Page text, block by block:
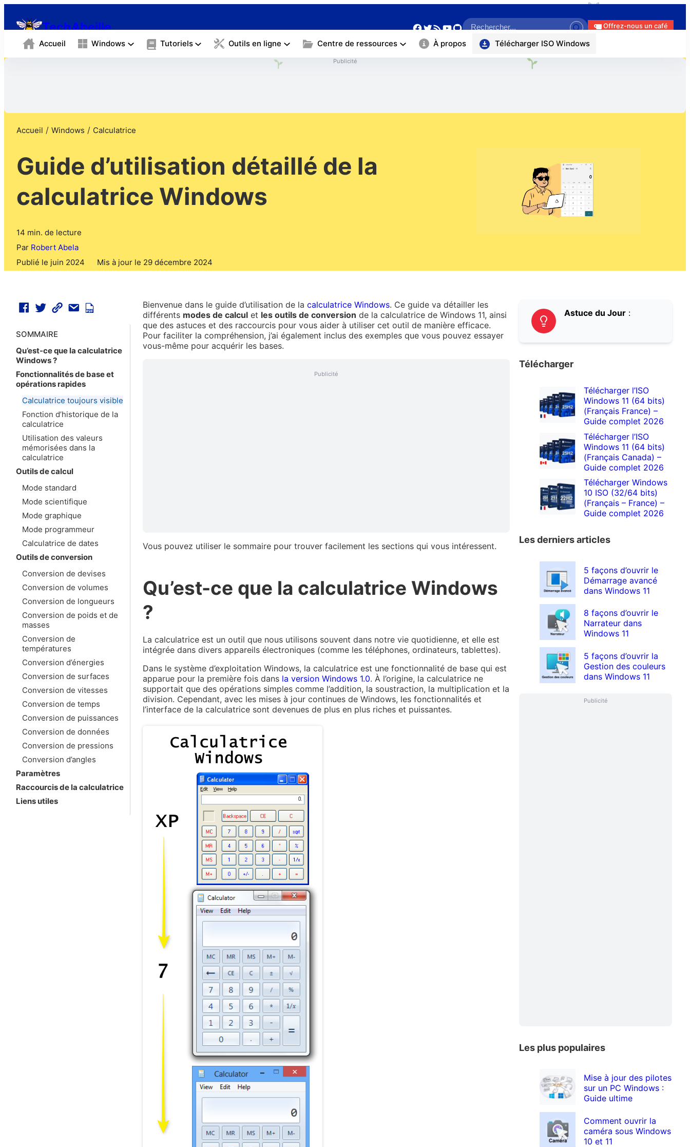
TechAbeille Facebook
Twitter
Flux RSS
YouTube
GitHub
Search Offrez-nous un café
Accueil Windows Tutoriels Outils en ligne Centre de ressources À propos Télécharger ISO Windows
Publicité
Accueil / Windows / Calculatrice
Guide d’utilisation détaillé de la
calculatrice Windows
14 min. de lecture
Par Robert Abela
Publié le juin 2024
Mis à jour le 29 décembre 2024
❀
SOMMAIRE
Qu’est-ce que la calculatrice
Windows ?
Fonctionnalités de base et
opérations rapides
Calculatrice toujours visible
Fonction d’historique de la
calculatrice
Utilisation des valeurs
mémorisées dans la
calculatrice
Outils de calcul
Mode standard
Mode scientifique
Mode graphique
Mode programmeur
Calculatrice de dates
Outils de conversion
Conversion de devises
Conversion de volumes
Conversion de longueurs
Conversion de poids et de
masses
Conversion de
températures
Conversion d’énergies
Conversion de surfaces
Conversion de vitesses
Conversion de temps
Conversion de puissances
Conversion de données
Conversion de pressions
Conversion d’angles
Paramètres
Raccourcis de la calculatrice
Liens utiles
Bienvenue dans le guide d’utilisation de lacalculatrice Windows. Ce guide va détailler les
différents modes de calcul et les outils de conversion de la calculatrice de Windows 11, ainsi
que des astuces et des raccourcis pour vous aider à utiliser cet outil de manière efficace.
Pour faciliter la compréhension, j’ai également inclus des exemples que vous pouvez essayer
vous-même pour acquérir les bases.
Publicité
Vous pouvez utiliser le sommaire pour trouver facilement les sections qui vous intéressent.
Qu’est-ce que la calculatrice Windows
?
La calculatrice est un outil que nous utilisons souvent dans notre vie quotidienne, et elle est
intégrée dans divers appareils électroniques (comme les téléphones, ordinateurs, tablettes).
Dans le système d’exploitation Windows, la calculatrice est une fonctionnalité de base qui est
apparue pour la première fois dans la version Windows 1.0. À l’origine, la calculatrice ne
supportait que des opérations simples comme l’addition, la soustraction, la multiplication et la
division. Cependant, avec les mises à jour continues de Windows, les fonctionnalités et
l’interface de la calculatrice sont devenues de plus en plus riches et puissantes.
Astuce du Jour :
Télécharger
Télécharger l’ISO
Windows 11 (64 bits)
(Français France) –
Guide complet 2026
Télécharger l’ISO
Windows 11 (64 bits)
(Français Canada) –
Guide complet 2026
Télécharger Windows
10 ISO (32/64 bits)
(Français – France) –
Guide complet 2026
Les derniers articles
5 façons d’ouvrir le
Démarrage avancé
dans Windows 11
8 façons d’ouvrir le
Narrateur dans
Windows 11
5 façons d’ouvrir la
Gestion des couleurs
dans Windows 11
Publicité
Les plus populaires
Mise à jour des pilotes
sur un PC Windows :
Guide ultime
Comment ouvrir la
caméra sous Windows
10 et 11